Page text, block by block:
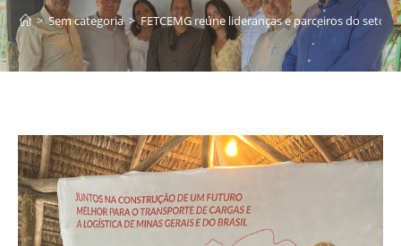
> Sem categoria > FETCEMG reúne lideranças e parceiros do